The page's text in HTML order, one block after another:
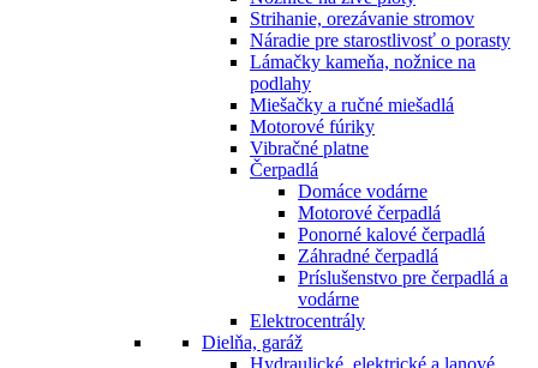
Strihanie, orezávanie stromov
Náradie pre starostlivosť o porasty
Lámačky kameňa, nožnice na
podlahy
Miešačky a ručné miešadlá
Motorové fúriky
Vibračné platne
Čerpadlá
Domáce vodárne
Motorové čerpadlá
Ponorné kalové čerpadlá
Záhradné čerpadlá
Príslušenstvo pre čerpadlá a
vodárne
Elektrocentrály
Dielňa, garáž
Hydraulické, elektrické a lanové